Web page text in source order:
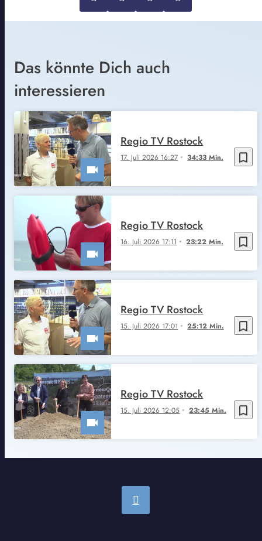
Das könnte Dich auch
interessieren
bookmark_border
17. Juli 2026 16:27 34:33 Min.
Regio TV Rostock
bookmark_border
16. Juli 2026 17:11 23:22 Min.
Regio TV Rostock
bookmark_border
15. Juli 2026 17:01 25:12 Min.
Regio TV Rostock
bookmark_border
15. Juli 2026 12:05 23:45 Min.
Regio TV Rostock